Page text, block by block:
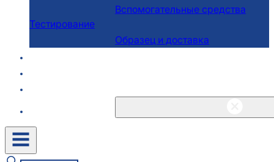
Вспомогательные средства
Тестирование
Образец и доставка